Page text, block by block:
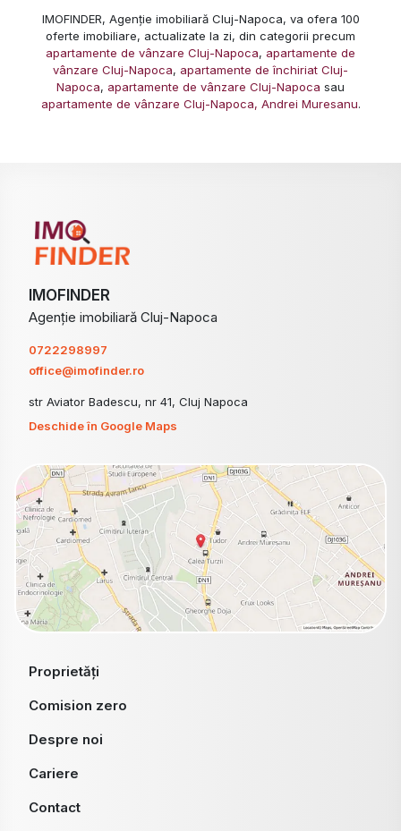
IMOFINDER, Agenție imobiliară Cluj-Napoca, va ofera 100
oferte imobiliare, actualizate la zi, din categorii precum
apartamente de vânzare Cluj-Napoca, apartamente de
vânzare Cluj-Napoca, apartamente de închiriat Cluj-
Napoca, apartamente de vânzare Cluj-Napoca sau
apartamente de vânzare Cluj-Napoca, Andrei Muresanu.
IMOFINDER
Agenție imobiliară Cluj-Napoca
0722298997
office@imofinder.ro
str Aviator Badescu, nr 41, Cluj Napoca
Deschide în Google Maps
Proprietăți
Comision zero
Despre noi
Cariere
Contact